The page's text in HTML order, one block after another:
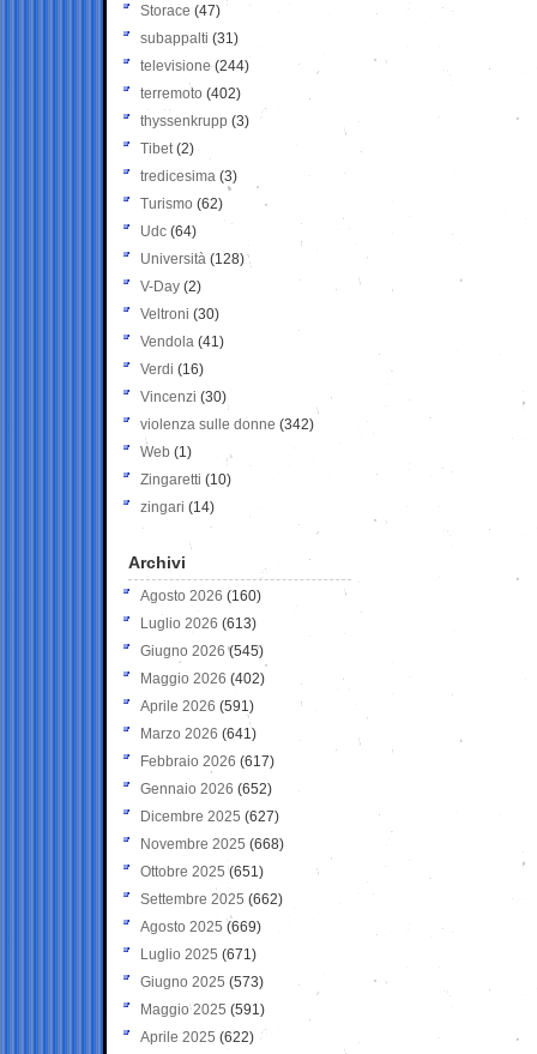
Storace (47)
subappalti (31)
televisione(244)
terremoto (402)
thyssenkrupp (3)
Tibet(2)
tredicesima (3)
Turismo (62)
Udc (64)
Università (128)
V-Day (2)
Veltroni (30)
Vendola (41)
Verdi (16)
Vincenzi (30)
violenza sulle donne (342)
Web (1)
Zingaretti (10)
zingari (14)
Archivi
Agosto 2026 (160)
Luglio 2026 (613)
Giugno 2026 (545)
Maggio 2026 (402)
Aprile 2026 (591)
Marzo 2026 (641)
Febbraio 2026 (617)
Gennaio 2026 (652)
Dicembre 2025 (627)
Novembre 2025 (668)
Ottobre 2025 (651)
Settembre 2025 (662)
Agosto 2025 (669)
Luglio 2025 (671)
Giugno 2025 (573)
Maggio 2025 (591)
Aprile 2025 (622)